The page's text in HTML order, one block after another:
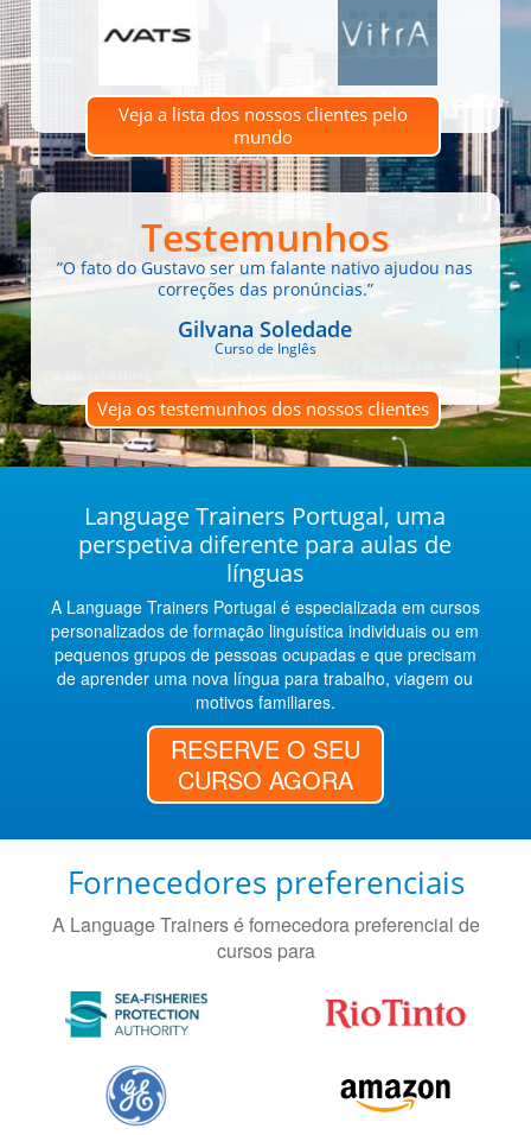
Veja a lista dos nossos clientes pelo
mundo
Testemunhos
”O fato do Gustavo ser um falante nativo ajudou nas
correções das pronúncias.”
Gilvana Soledade
Curso de Inglês
Veja os testemunhos dos nossos clientes
Language Trainers Portugal, uma
perspetiva diferente para aulas de
línguas
A Language Trainers Portugal é especializada em cursos
personalizados de formação linguística individuais ou em
pequenos grupos de pessoas ocupadas e que precisam
de aprender uma nova língua para trabalho, viagem ou
motivos familiares.
RESERVE O SEU
CURSO AGORA
Fornecedores preferenciais
A Language Trainers é fornecedora preferencial de
cursos para